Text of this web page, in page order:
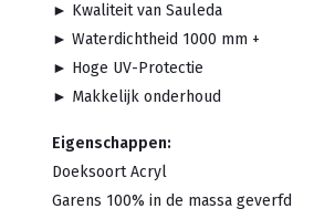
► Kwaliteit van Sauleda
► Waterdichtheid 1000 mm +
► Hoge UV-Protectie
► Makkelijk onderhoud
Eigenschappen:
Doeksoort Acryl
Garens 100% in de massa geverfd